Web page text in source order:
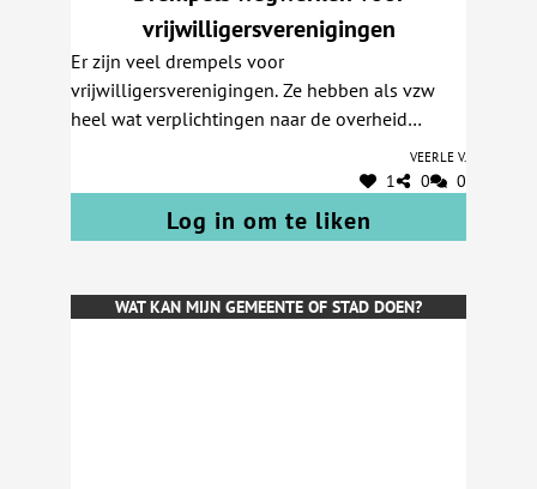
vrijwilligersverenigingen
Er zijn veel drempels voor
vrijwilligersverenigingen. Ze hebben als vzw
heel wat verplichtingen naar de overheid
(boekhouding voeren, jaarrekening indienen,
belastingaangifte, wetgeving opvolgen,
contacten met ondernemingsrechtbank voor
to-date houden,...) en om een bankrekening te
kunnen gebruiken. Het spel correct spelen
Veerle V.
1 0 0
Log in om te liken
WAT KAN MIJN GEMEENTE OF STAD DOEN?